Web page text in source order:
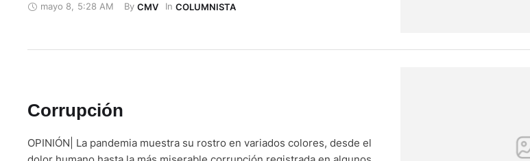
y el comisariato por las plataformas online y el delivery; cambios que
mayo 8, 5:28 AM By CMV In COLUMNISTA
Corrupción
OPINIÓN| La pandemia muestra su rostro en variados colores, desde el